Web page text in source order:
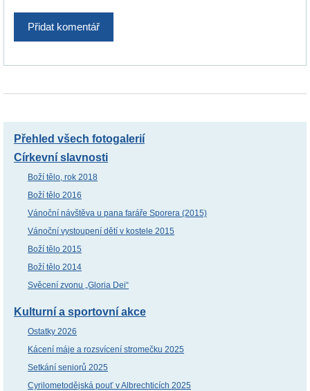
Přehled všech fotogalerií
Církevní slavnosti
Boží tělo, rok 2018
Boží tělo 2016
Vánoční návštěva u pana faráře Sporera (2015)
Vánoční vystoupení dětí v kostele 2015
Boží tělo 2015
Boží tělo 2014
Svěcení zvonu „Gloria Dei“
Kulturní a sportovní akce
Ostatky 2026
Kácení máje a rozsvícení stromečku 2025
Setkání seniorů 2025
Cyrilometodějská pouť v Albrechticích 2025